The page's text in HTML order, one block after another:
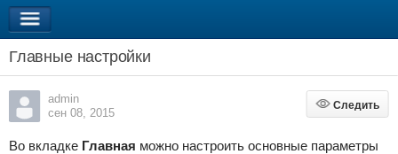
Главные настройки
admin
сен 08, 2015
Следить
Следить
Во вкладке Главная можно настроить основные параметры